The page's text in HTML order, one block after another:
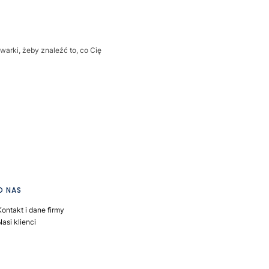
żeby znaleźć to, co Cię
NAS
i dane firmy
klienci